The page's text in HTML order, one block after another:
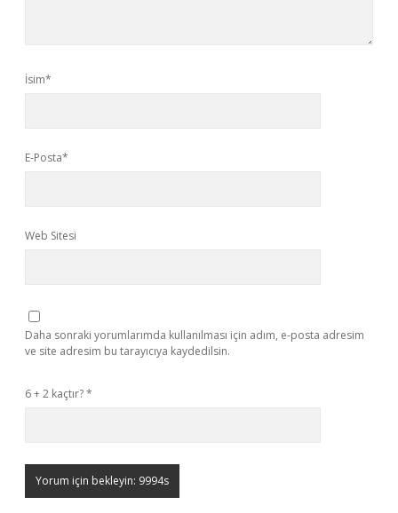
İsim*
E-Posta*
Web Sitesi
Daha sonraki yorumlarımda kullanılması için adım, e-posta adresim
ve site adresim bu tarayıcıya kaydedilsin.
6 + 2 kaçtır?*